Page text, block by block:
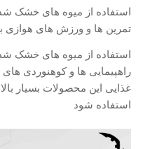
استفاده از میوه های خشک
تمرین ها و ورزش های هوازی
استفاده از میوه های خشک
راهپیمایی ها و کوهنوردی
غذایی این محصولات بسیار
استفاده شود